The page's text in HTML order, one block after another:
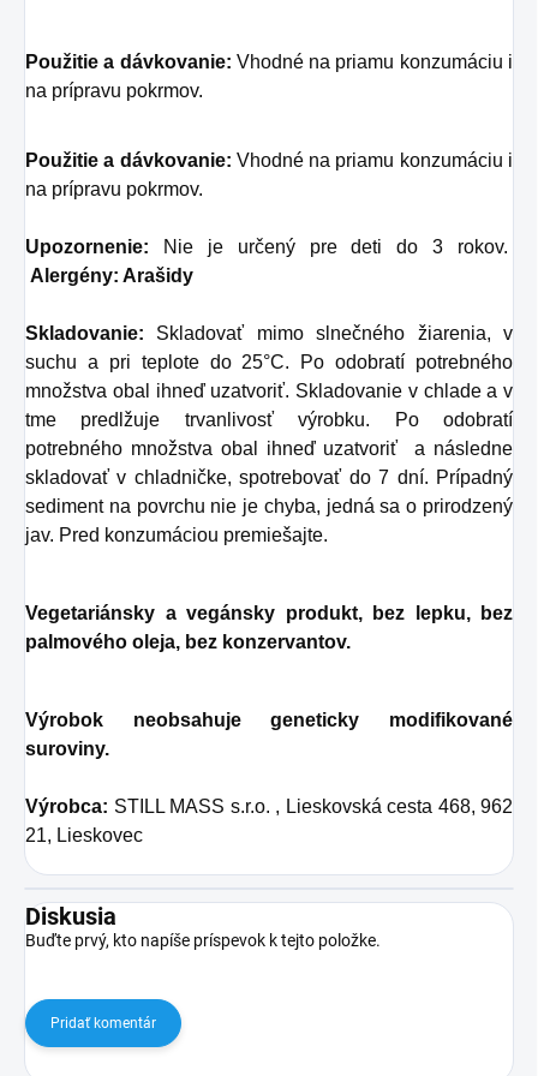
Použitie a dávkovanie: Vhodné na priamu konzumáciu i
na prípravu pokrmov.
Použitie a dávkovanie: Vhodné na priamu konzumáciu i
na prípravu pokrmov.
Upozornenie: Nie je určený pre deti do 3 rokov.
Alergény: Arašidy
Skladovanie: Skladovať mimo slnečného žiarenia, v
suchu a pri teplote do 25°C. Po odobratí potrebného
množstva obal ihneď uzatvoriť. Skladovanie v chlade a v
tme predlžuje trvanlivosť výrobku. Po odobratí
potrebného množstva obal ihneď uzatvoriť a následne
skladovať v chladničke, spotrebovať do 7 dní. Prípadný
sediment na povrchu nie je chyba, jedná sa o prirodzený
jav. Pred konzumáciou premiešajte.
Vegetariánsky a vegánsky produkt, bez lepku, bez
palmového oleja, bez konzervantov.
Výrobok neobsahuje geneticky modifikované
suroviny.
Výrobca: STILL MASS s.r.o. , Lieskovská cesta 468, 962
21, Lieskovec
Diskusia
Buďte prvý, kto napíše príspevok k tejto položke.
Pridať komentár